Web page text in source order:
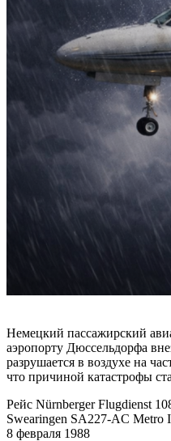
Немецкий пассажирский
аэропорту Дюссельдорфа
разрушается в воздухе на
что причиной катастрофы
Рейс Nürnberger Flugdienst
Swearingen SA227-AC Metro
8 февраля 1988